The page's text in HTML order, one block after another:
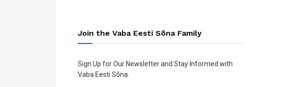
Join the Vaba Eesti Sõna Family
Sign Up for Our Newsletter and Stay Informed with
Vaba Eesti Sõna.